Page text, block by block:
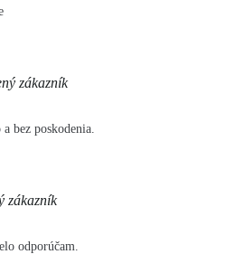
zákazník
bez poskodenia.
zákazník
odporúčam.